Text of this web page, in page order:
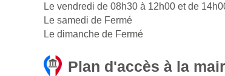
Le vendredi de 08h30 à 12h00 et de
Le samedi de Fermé
Le dimanche de Fermé
Plan d'accès à la